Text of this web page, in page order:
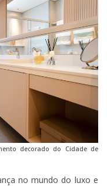
decorado do Cidade de
no mundo do luxo e